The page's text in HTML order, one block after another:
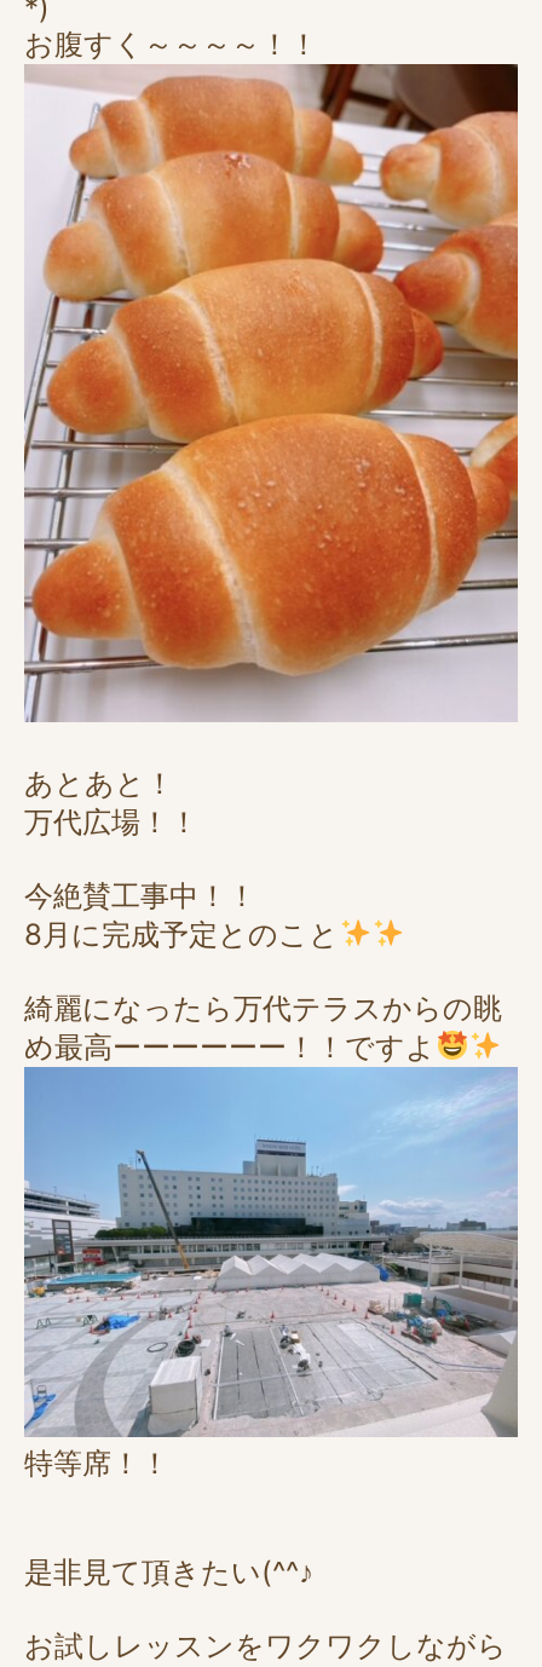
*)
お腹すく～～～～！！
あとあと！
万代広場！！
今絶賛工事中！！
8月に完成予定とのこと
綺麗になったら万代テラスからの眺
め最高ーーーーーー！！ですよ
特等席！！
是非見て頂きたい(^^♪
お試しレッスンをワクワクしながら